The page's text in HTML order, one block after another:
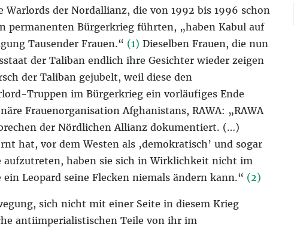
Warlords der Nordallianz, die von 1992 bis 1996 schon
permanenten Bürgerkrieg führten, „haben Kabul auf
Tausender Frauen.“ (1) Dieselben Frauen, die nun
der Taliban endlich ihre Gesichter wieder zeigen
der Taliban gejubelt, weil diese den
Truppen im Bürgerkrieg ein vorläufiges Ende
Frauenorganisation Afghanistans, RAWA: „RAWA
der Nördlichen Allianz dokumentiert. (…)
hat, vor dem Westen als ‚demokratisch’ und sogar
aufzutreten, haben sie sich in Wirklichkeit nicht im
Leopard seine Flecken niemals ändern kann.“ (2)
sich nicht mit einer Seite in diesem Krieg
antiimperialistischen Teile von ihr im